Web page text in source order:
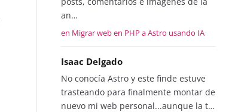
an…
en Migrar web en PHP a Astro usando IA
Isaac Delgado
No conocía Astro y este finde estuve
trasteando para finalmente montar de
nuevo mi web personal...aunque la t…